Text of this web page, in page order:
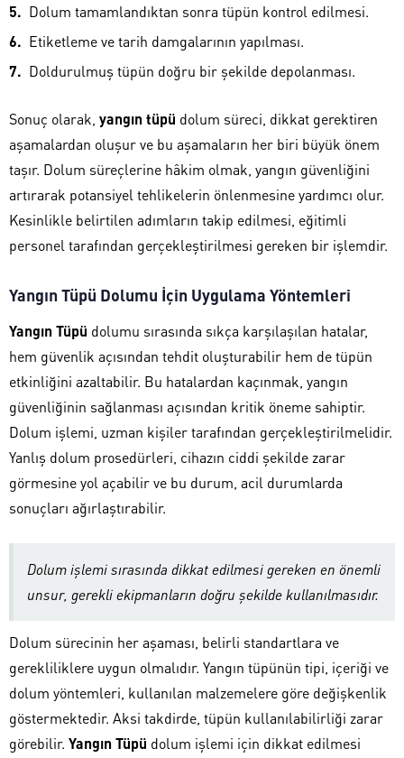
Dolum tamamlandıktan sonra tüpün kontrol edilmesi.
Etiketleme ve tarih damgalarının yapılması.
Doldurulmuş tüpün doğru bir şekilde depolanması.
Sonuç olarak, yangın tüpü dolum süreci, dikkat gerektiren
aşamalardan oluşur ve bu aşamaların her biri büyük önem
taşır. Dolum süreçlerine hâkim olmak, yangın güvenliğini
artırarak potansiyel tehlikelerin önlenmesine yardımcı olur.
Kesinlikle belirtilen adımların takip edilmesi, eğitimli
personel tarafından gerçekleştirilmesi gereken bir işlemdir.
Yangın Tüpü Dolumu İçin Uygulama Yöntemleri
Yangın Tüpü dolumu sırasında sıkça karşılaşılan hatalar,
hem güvenlik açısından tehdit oluşturabilir hem de tüpün
etkinliğini azaltabilir. Bu hatalardan kaçınmak, yangın
güvenliğinin sağlanması açısından kritik öneme sahiptir.
Dolum işlemi, uzman kişiler tarafından gerçekleştirilmelidir.
Yanlış dolum prosedürleri, cihazın ciddi şekilde zarar
görmesine yol açabilir ve bu durum, acil durumlarda
sonuçları ağırlaştırabilir.
Dolum işlemi sırasında dikkat edilmesi gereken en önemli
unsur, gerekli ekipmanların doğru şekilde kullanılmasıdır.
Dolum sürecinin her aşaması, belirli standartlara ve
gerekliliklere uygun olmalıdır. Yangın tüpünün tipi, içeriği ve
dolum yöntemleri, kullanılan malzemelere göre değişkenlik
göstermektedir. Aksi takdirde, tüpün kullanılabilirliği zarar
görebilir. Yangın Tüpü dolum işlemi için dikkat edilmesi